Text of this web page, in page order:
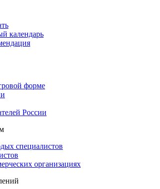
календарь
форме
России
специалистов
организациях